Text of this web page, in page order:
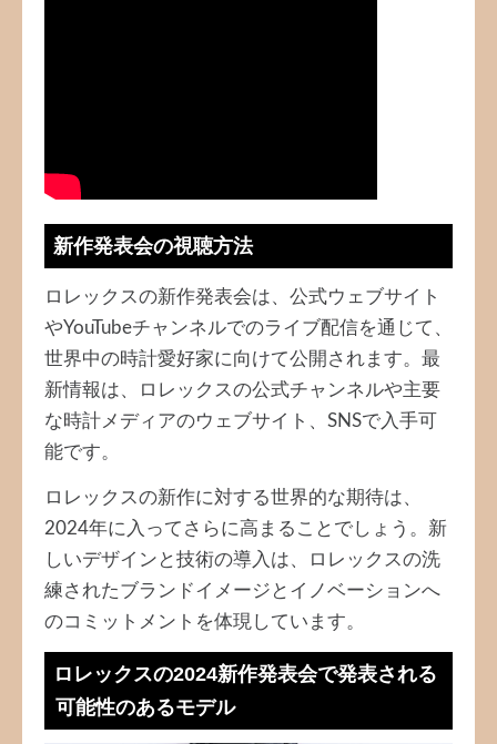
新作発表会の視聴方法
ロレックスの新作発表会は、公式ウェブサイト
やYouTubeチャンネルでのライブ配信を通じて、
世界中の時計愛好家に向けて公開されます。最
新情報は、ロレックスの公式チャンネルや主要
な時計メディアのウェブサイト、SNSで入手可
能です。
ロレックスの新作に対する世界的な期待は、
2024年に入ってさらに高まることでしょう。新
しいデザインと技術の導入は、ロレックスの洗
練されたブランドイメージとイノベーションへ
のコミットメントを体現しています。
ロレックスの2024新作発表会で発表される
可能性のあるモデル